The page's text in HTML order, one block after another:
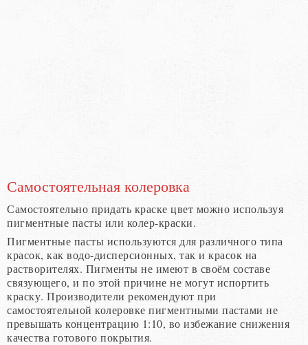
Самостоятельная колеровка
Самостоятельно придать краске цвет можно используя
пигментные пасты или колер-краски.
Пигментные пасты используются для различного типа
красок, как водо-дисперсионных, так и красок на
растворителях. Пигменты не имеют в своём составе
связующего, и по этой причине не могут испортить
краску. Производители рекомендуют при
самостоятельной колеровке пигментными пастами не
превышать концентрацию 1:10, во избежание снижения
качества готового покрытия.